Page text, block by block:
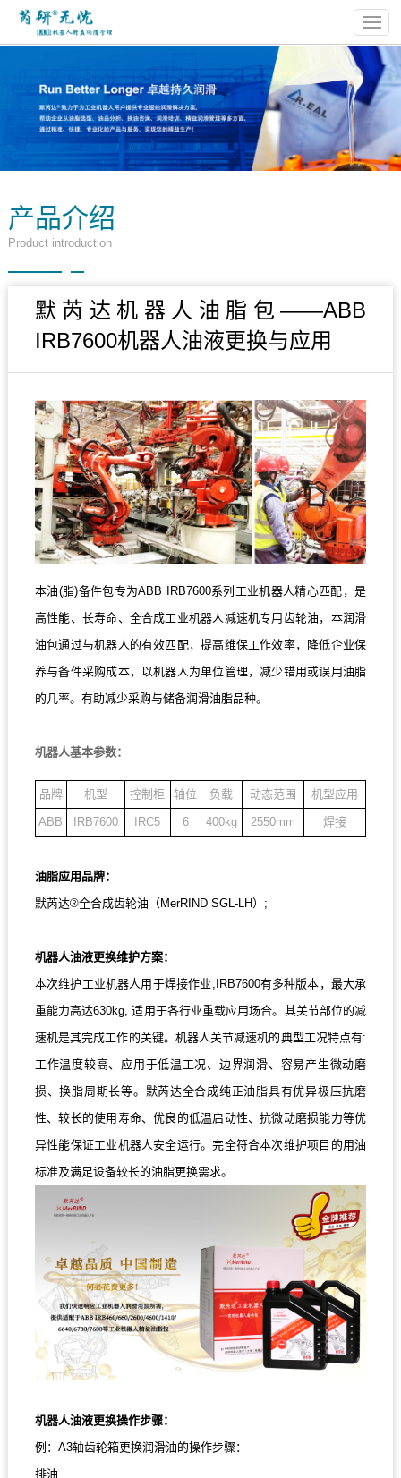
产品介绍
Product introduction
默芮达机器人油脂包——ABB
IRB7600机器人油液更换与应用
本油(脂)备件包专为ABB IRB7600系列工业机器人精心匹配，是
高性能、长寿命、全合成工业机器人减速机专用齿轮油，本润滑
油包通过与机器人的有效匹配，提高维保工作效率，降低企业保
养与备件采购成本，以机器人为单位管理，减少错用或误用油脂
的几率。有助减少采购与储备润滑油脂品种。
机器人基本参数：
品牌 机型 控制柜 轴位 负载 动态范围 机型应用
ABB IRB7600 IRC5 6 400kg 2550mm 焊接
油脂应用品牌：
默芮达®全合成齿轮油（MerRIND SGL-LH）;
机器人油液更换维护方案：
本次维护工业机器人用于焊接作业,IRB7600有多种版本，最大承
重能力高达630kg, 适用于各行业重载应用场合。其关节部位的减
速机是其完成工作的关键。机器人关节减速机的典型工况特点有:
工作温度较高、应用于低温工况、边界润滑、容易产生微动磨
损、换脂周期长等。默芮达全合成纯正油脂具有优异极压抗磨
性、较长的使用寿命、优良的低温启动性、抗微动磨损能力等优
异性能保证工业机器人安全运行。完全符合本次维护项目的用油
标准及满足设备较长的油脂更换需求。
机器人油液更换操作步骤：
例：A3轴齿轮箱更换润滑油的操作步骤：
排油